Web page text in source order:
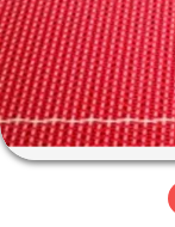
AU
SUJET
DE
NOUS